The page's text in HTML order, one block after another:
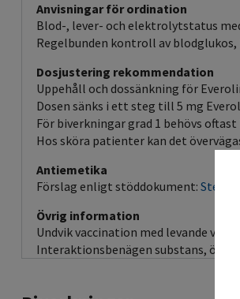
Anvisningar för ordination
Blod-, lever- och elektrolytstatus
Regelbunden kontroll av
Dosjustering rekommendation
Uppehåll och dossänkning för
Dosen sänks i ett steg till 5 mg
För biverkningar grad 1 behövs oftast
Hos sköra patienter kan det
Antiemetika
Förslag enligt stöddokument: Steg 1
Övrig information
Undvik vaccination med levande
Interaktionsbenägen substans, ökad